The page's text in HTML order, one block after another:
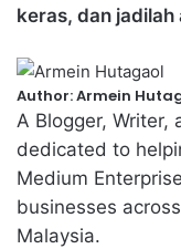
keras, dan
Author:Armein
A Blogger, Writer,
dedicated to
Medium
businesses
Malaysia.